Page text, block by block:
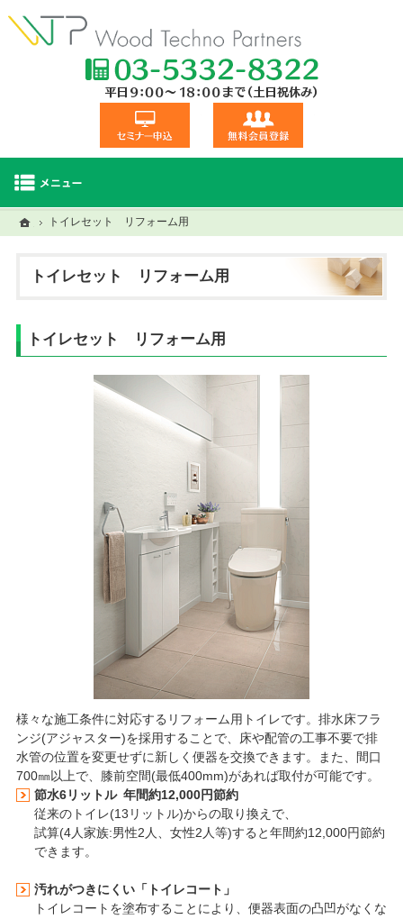
トイレセット リフォーム用
トイレセット リフォーム用
様々な施工条件に対応するリフォーム用トイレです。排水床フラ
ンジ(アジャスター)を採用することで、床や配管の工事不要で排
水管の位置を変更せずに新しく便器を交換できます。また、間口
700㎜以上で、膝前空間(最低400mm)があれば取付が可能です。
節水6リットル 年間約12,000円節約
従来のトイレ(13リットル)からの取り換えで、
試算(4人家族:男性2人、女性2人等)すると年間約12,000円節約
できます。
汚れがつきにくい「トイレコート」
トイレコートを塗布することにより、便器表面の凸凹がなくな
TEL:03-
セミナー申込
ホーム セミナー・研修一覧
ホームトイレセット リフォーム用